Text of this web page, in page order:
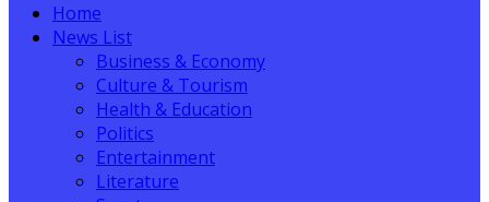
Home
News List
Business & Economy
Culture & Tourism
Health & Education
Politics
Entertainment
Literature